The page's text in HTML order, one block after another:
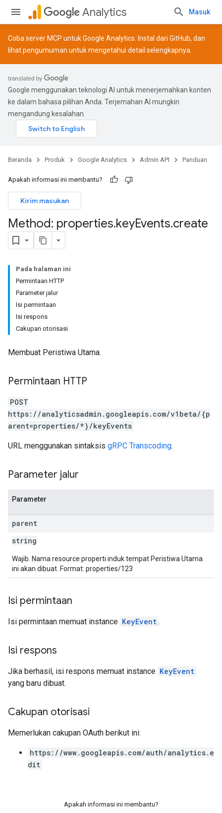
Analytics Masuk
Coba server MCP untuk Google Analytics. Instal dari GitHub, dan
lihatpengumuman untuk mengetahui detail selengkapnya.
Google menggunakan teknologi AI untuk menerjemahkan konten
ke dalam bahasa pilihan Anda. Terjemahan AI mungkin
mengandung kesalahan.
Beranda Produk Google Analytics Admin API Panduan
Apakah informasi ini membantu?
Kirim masukan
Method: properties.keyEvents.create
Pada halaman ini
Permintaan HTTP
Parameter jalur
Isi permintaan
Isi respons
Cakupan otorisasi
Membuat Peristiwa Utama.
Permintaan HTTP
POST
https://analyticsadmin.googleapis.com/v1beta/{p
arent=properties/*}/keyEvents
URL menggunakan sintaksis gRPC Transcoding.
Parameter jalur
Parameter
parent
string
Wajib. Nama resource properti induk tempat Peristiwa Utama
ini akan dibuat. Format: properties/123
Isi permintaan
Isi permintaan memuat instance KeyEvent .
Isi respons
Jika berhasil, isi respons memuat instance KeyEvent
yang baru dibuat.
Cakupan otorisasi
Memerlukan cakupan OAuth berikut ini:
https://www.googleapis.com/auth/analytics.e
dit
Apakah informasi ini membantu?